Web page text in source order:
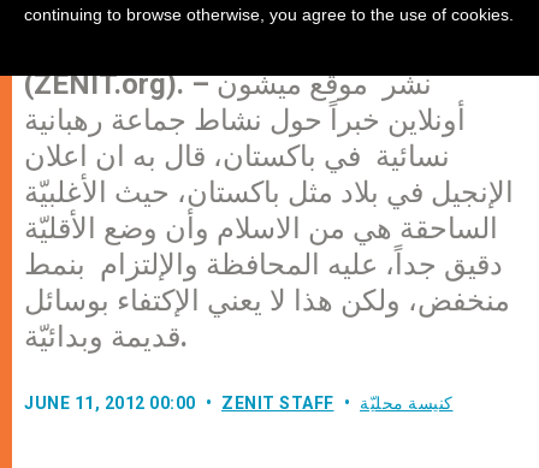
(ZENIT.org). – نشر موقع ميشون
أونلاين خبراً حول نشاط جماعة رهبانية
نسائية في باكستان، قال به ان اعلان
الإنجيل في بلاد مثل باكستان، حيث الأغلبيّة
الساحقة هي من الاسلام وأن وضع الأقليّة
دقيق جداً، عليه المحافظة والإلتزام بنمط
منخفض، ولكن هذا لا يعني الإكتفاء بوسائل
قديمة وبدائيّة.
JUNE 11, 2012 00:00 ZENIT STAFF كنيسة محليّة
continuing to browse otherwise, you agree to the use of cookies.